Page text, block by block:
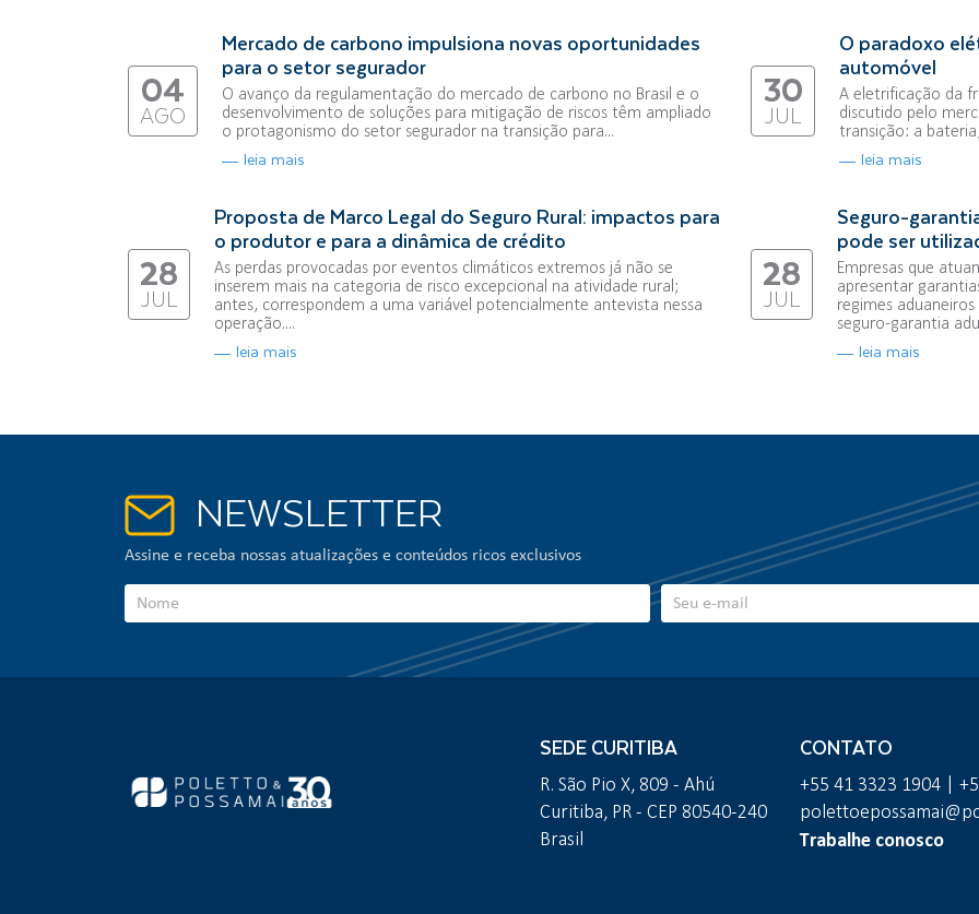
04
AGO
Mercado de carbono impulsiona novas oportunidades
para o setor segurador
O avanço da regulamentação do mercado de carbono no Brasil e o
desenvolvimento de soluções para mitigação de riscos têm ampliado
o protagonismo do setor segurador na transição para...
leia mais
30
JUL
O paradoxo
automóvel
A eletrificação da
discutido pelo
transição: a
leia mais
28
JUL
Proposta de Marco Legal do Seguro Rural: impactos para
o produtor e para a dinâmica de crédito
As perdas provocadas por eventos climáticos extremos já não se
inserem mais na categoria de risco excepcional na atividade rural;
antes, correspondem a uma variável potencialmente antevista nessa
operação....
leia mais
28
JUL
Seguro-
pode ser
Empresas que
apresentar
regimes
seguro-garantia
leia mais
NEWSLETTER
Assine e receba nossas atualizações e conteúdos ricos exclusivos
SEDE CURITIBA
R. São Pio X, 809 - Ahú
Curitiba, PR - CEP 80540-240
Brasil
CONTATO
+55 41 3323 1904 |
Trabalhe conosco